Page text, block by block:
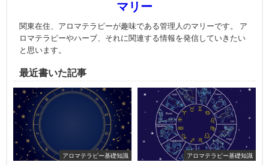
マリー
関東在住、アロマテラピーが趣味である管理人のマリーです。 ア
ロマテラピーやハーブ、それに関連する情報を発信していきたい
と思います。
最近書いた記事
アロマテラピー基礎知識 アロマテラピー基礎知識